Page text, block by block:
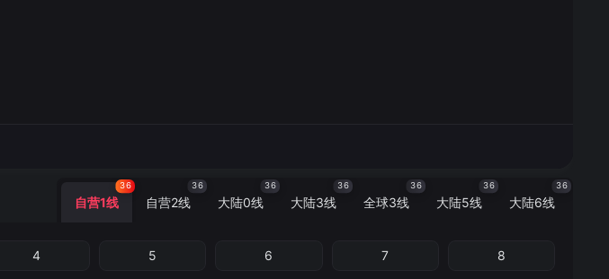
自营1线
36
自营2线
36
大陆0线
36
大陆3线
36
全球3线
36
大陆5线
36
大陆6线
36
4 5 6 7 8